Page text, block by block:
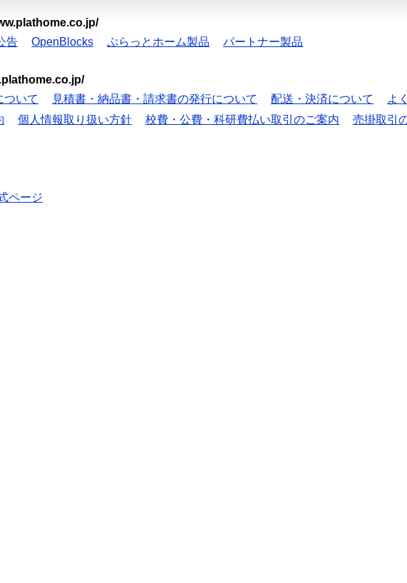
告 OpenBlocks ぷらっとホーム製品 パートナー製品
ついて 見積書・納品書・請求書の発行について 配送・決済について
よ
個人情報取り扱い方針 校費・公費・科研費払い取引のご案内 売掛取引
ページ